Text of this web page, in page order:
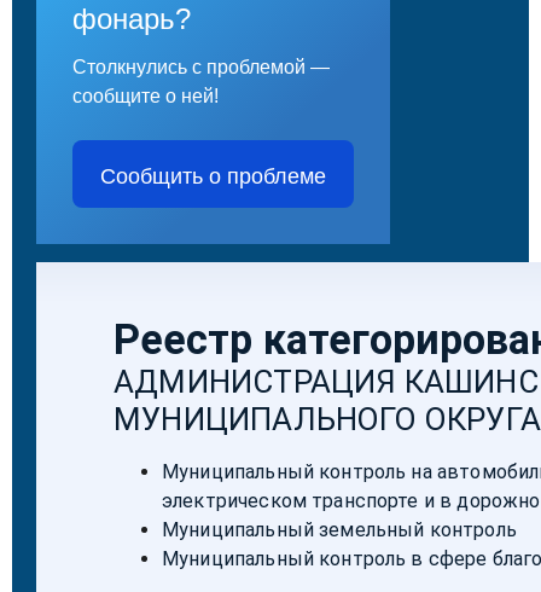
фонарь?
Столкнулись с проблемой —
сообщите о ней!
Сообщить о проблеме